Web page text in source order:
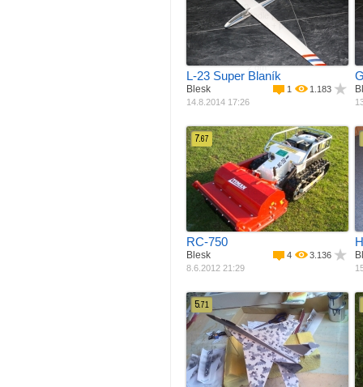
Jak postaveno
Podle plánku
Materiál
Balza + potah
Rozpětí
520 mm
Délka
250 mm
Váha
15 g
Plocha křídla
2 dm2
L-23 Super Blaník
1 1.183
Blesk
14.8.2014 17:26
Pohon
Spalovací motor
Váha
340 g
Náhon
Pásy
Měřítko
Jiné
7.67
RC-750
4 3.136
Blesk
8.6.2012 21:29
Materiál
Balza + potah
Pohon
Jiný pohon
Rozpětí
300 mm
5.71